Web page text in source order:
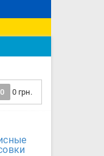
0 0 грн.